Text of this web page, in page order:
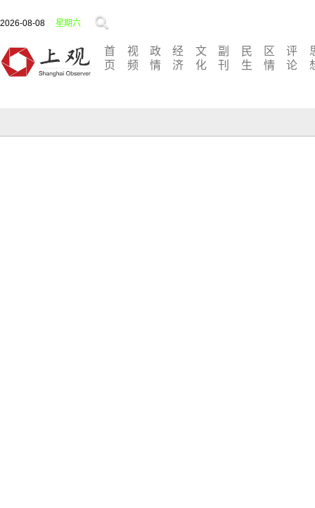
2026-08-08 星期六
首
页
视
频
政
情
经
济
文
化
副
刊
民
生
区
情
评
论